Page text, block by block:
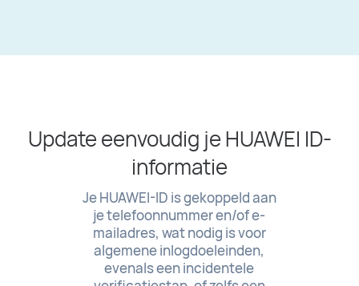
Update eenvoudig je HUAWEI ID-
informatie
Je HUAWEI-ID is gekoppeld aan
je telefoonnummer en/of e-
mailadres, wat nodig is voor
algemene inlogdoeleinden,
evenals een incidentele